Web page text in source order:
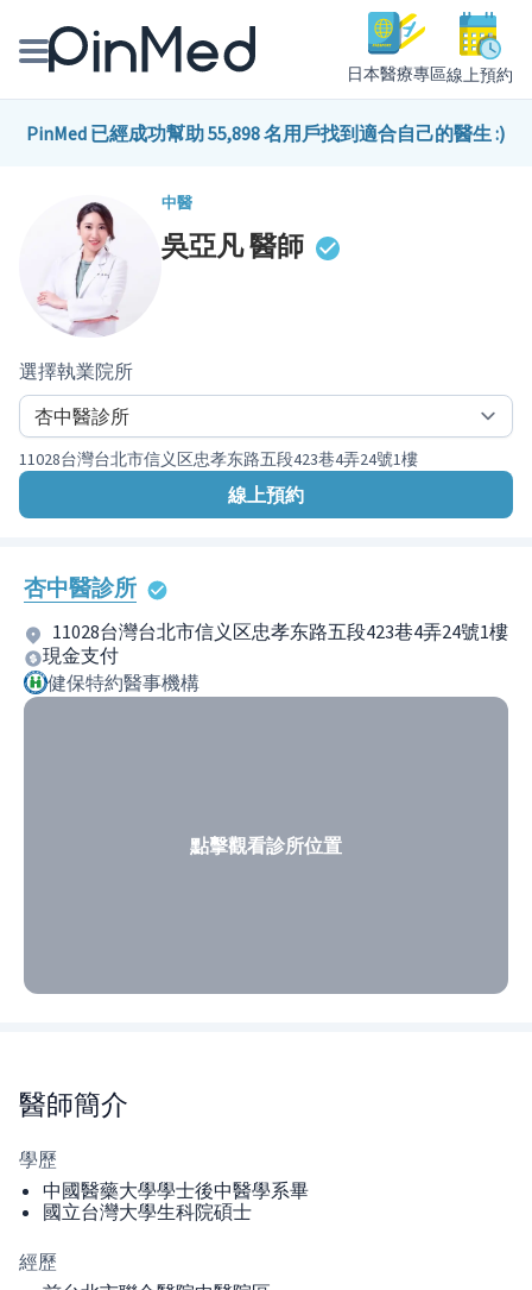
日本醫療專區線上預約
線上預約醫師、院所
健康主題館
PinMed 已經成功幫助 55,898 名用戶找到適合自己的醫生 :)
中醫
吳亞凡醫師
選擇執業院所
11028台灣台北市信义区忠孝东路五段423巷4弄24號1樓
線上預約
杏中醫診所
11028台灣台北市信义区忠孝东路五段423巷4弄24號1樓
現金支付
健保特約醫事機構
點擊觀看診所位置
醫師簡介
學歷
中國醫藥大學學士後中醫學系畢
國立台灣大學生科院碩士
經歷